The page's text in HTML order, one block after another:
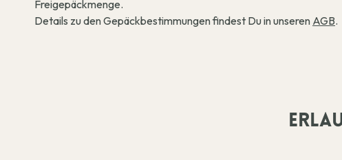
Freigepäckmenge.
Details zu den Gepäckbestimmungen findest Du in unseren AGB.